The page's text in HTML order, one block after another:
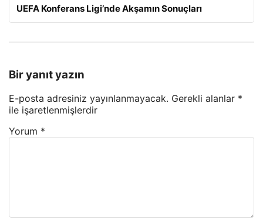
UEFA Konferans Ligi’nde Akşamın Sonuçları
Bir yanıt yazın
E-posta adresiniz yayınlanmayacak. Gerekli alanlar *
ile işaretlenmişlerdir
Yorum *